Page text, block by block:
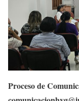
Proceso de